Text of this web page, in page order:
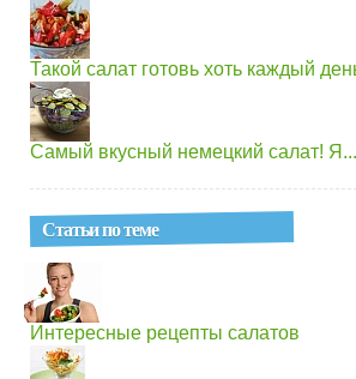
Такой салат готовь хоть каждый
Самый вкусный немецкий салат! Я...
Статьи по теме
Интересные рецепты салатов